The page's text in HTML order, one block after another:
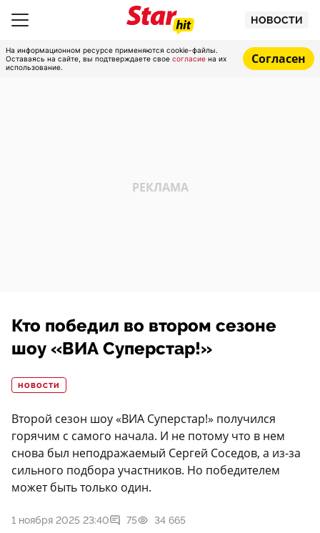
НОВОСТИ
На информационном ресурсе применяются cookie-файлы.
Оставаясь на сайте, вы подтверждаете свое согласие на их
использование.
Согласен
Кто победил во втором сезоне
шоу «ВИА Суперстар!»
НОВОСТИ
Второй сезон шоу «ВИА Суперстар!» получился
горячим с самого начала. И не потому что в нем
снова был неподражаемый Сергей Соседов, а из-за
сильного подбора участников. Но победителем
может быть только один.
1 ноября 2025 23:40 75 34 665